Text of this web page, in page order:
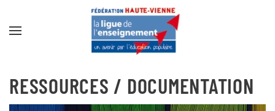
Accéder au contenu principal
RESSOURCES / DOCUMENTATION